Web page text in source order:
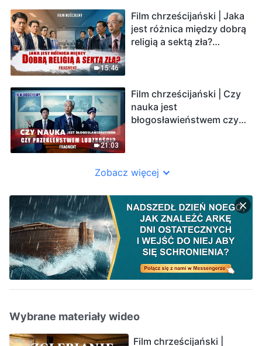
15:46
Film chrześcijański | Jaka
jest różnica między dobrą
religią a sektą zła?
21:03
Film chrześcijański | Czy
nauka jest
błogosławieństwem czy
Zobacz więcej
Wybrane materiały wideo
Film chrześcijański |